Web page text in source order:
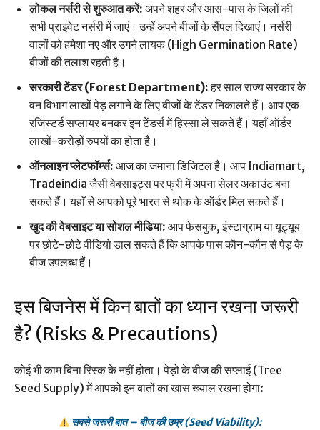
लोकल नर्सरी से शुरुआत करें: अपने शहर और आस-पास के जिलों की
सभी प्राइवेट नर्सरी में जाएं। उन्हें अपने बीजों के सैंपल दिखाएं। नर्सरी
वालों को हमेशा नए और उगने लायक (High Germination Rate)
बीजों की तलाश रहती है।
सरकारी टेंडर (Forest Department):हर साल राज्य सरकार के
वन विभाग लाखों पेड़ लगाने के लिए बीजों के टेंडर निकालते हैं। आप एक
रजिस्टर्ड सप्लायर बनकर इन टेंडर्स में हिस्सा ले सकते हैं। यहाँ ऑर्डर
लाखों-करोड़ों रुपयों का होता है।
ऑनलाइन प्लेटफॉर्म्स: आज का जमाना डिजिटल है। आप Indiamart,
Tradeindia जैसी वेबसाइट्स पर फ्री में अपना सेलर अकाउंट बना
सकते हैं। यहाँ से आपको पूरे भारत से थोक के ऑर्डर मिल सकते हैं।
खुद की वेबसाइट या सोशल मीडिया: आप फेसबुक, इंस्टाग्राम या यूट्यूब
पर छोटे-छोटे वीडियो डाल सकते हैं कि आपके पास कौन-कौन से पेड़ के
बीज उपलब्ध हैं।
इस बिजनेस में किन बातों का ध्यान रखना जरूरी
है? (Risks & Precautions)
कोई भी काम बिना रिस्क के नहीं होता। पेड़ो के बीज की सप्लाई (Tree
Seed Supply) में आपको इन बातों का खास ख्याल रखना होगा:
सबसे जरूरी बात – बीज की उम्र (Seed Viability):